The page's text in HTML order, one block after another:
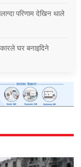
परिणाम देखिन थाले
घर बनाइदिने